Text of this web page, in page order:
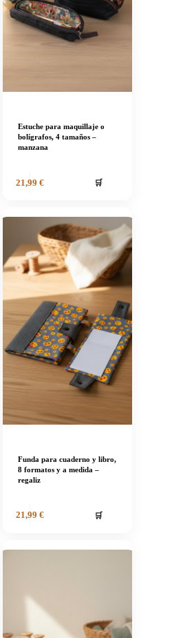
Estuche para maquillaje o
bolígrafos, 4 tamaños –
manzana
21,99 € 🛒
Funda para cuaderno y libro,
8 formatos y a medida –
regaliz
21,99 € 🛒